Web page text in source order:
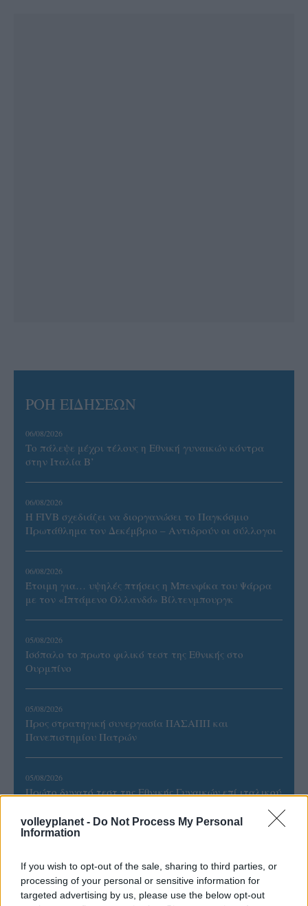
volleyplanet - Do Not Process My Personal
Information
If you wish to opt-out of the sale, sharing to third parties, or
processing of your personal or sensitive information for
targeted advertising by us, please use the below opt-out
ΡΟΗ ΕΙΔΗΣΕΩΝ
06/08/2026
Το πάλεψε μέχρι τέλους η Εθνική γυναικών κόντρα
στην Ιταλία Β’
06/08/2026
Η FIVB σχεδιάζει να διοργανώσει το Παγκόσμιο
Πρωτάθλημα τον Δεκέμβριο – Αντιδρούν οι σύλλογοι
06/08/2026
Έτοιμη για… υψηλές πτήσεις η Μπενφίκα του Ψάρρα
με τον «Ιπτάμενο Ολλανδό» Βίλτενμπουργκ
05/08/2026
Ισόπαλο το πρωτο φιλικό τεστ της Εθνικής στο
Ουρμπίνο
05/08/2026
Προς στρατηγική συνεργασία ΠΑΣΑΠΠ και
Πανεπιστημίου Πατρών
05/08/2026
Πρώτο δυνατό τεστ της Εθνικής Γυναικών επί ιταλικού
ΓΝΩΜΕΣ